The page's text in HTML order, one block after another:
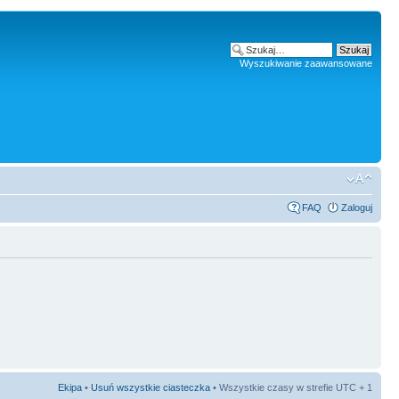
Wyszukiwanie zaawansowane
FAQ Zaloguj
Ekipa • Usuń wszystkie ciasteczka • Wszystkie czasy w strefie UTC + 1